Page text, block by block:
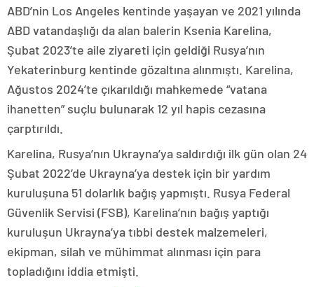
ABD’nin Los Angeles kentinde yaşayan ve 2021 yılında
ABD vatandaşlığı da alan balerin Ksenia Karelina,
Şubat 2023’te aile ziyareti için geldiği Rusya’nın
Yekaterinburg kentinde gözaltına alınmıştı. Karelina,
Ağustos 2024’te çıkarıldığı mahkemede “vatana
ihanetten” suçlu bulunarak 12 yıl hapis cezasına
çarptırıldı.
Karelina, Rusya’nın Ukrayna’ya saldırdığı ilk gün olan 24
Şubat 2022’de Ukrayna’ya destek için bir yardım
kuruluşuna 51 dolarlık bağış yapmıştı. Rusya Federal
Güvenlik Servisi (FSB), Karelina’nın bağış yaptığı
kuruluşun Ukrayna’ya tıbbi destek malzemeleri,
ekipman, silah ve mühimmat alınması için para
topladığını iddia etmişti.